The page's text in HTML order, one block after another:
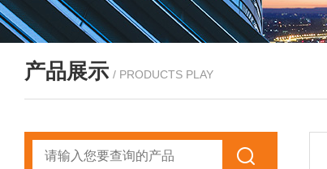
产品展示 / PRODUCTS PLAY